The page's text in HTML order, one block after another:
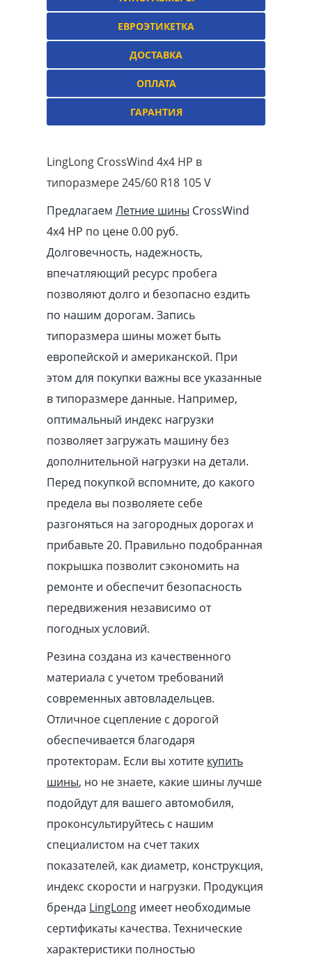
ЕВРОЭТИКЕТКА
ДОСТАВКА
ОПЛАТА
ГАРАНТИЯ
LingLong CrossWind 4x4 HP в
типоразмере 245/60 R18 105 V
Предлагаем Летние шины CrossWind
4x4 HP по цене 0.00 pуб.
Долговечность, надежность,
впечатляющий ресурс пробега
позволяют долго и безопасно ездить
по нашим дорогам. Запись
типоразмера шины может быть
европейской и американской. При
этом для покупки важны все указанные
в типоразмере данные. Например,
оптимальный индекс нагрузки
позволяет загружать машину без
дополнительной нагрузки на детали.
Перед покупкой вспомните, до какого
предела вы позволяете себе
разгоняться на загородных дорогах и
прибавьте 20. Правильно подобранная
покрышка позволит сэкономить на
ремонте и обеспечит безопасность
передвижения независимо от
погодных условий.
Резина создана из качественного
материала с учетом требований
современных автовладельцев.
Отличное сцепление с дорогой
обеспечивается благодаря
протекторам. Если вы хотите купить
шины, но не знаете, какие шины лучше
подойдут для вашего автомобиля,
проконсультируйтесь с нашим
специалистом на счет таких
показателей, как диаметр, конструкция,
индекс скорости и нагрузки. Продукция
бренда LingLong имеет необходимые
сертификаты качества. Технические
характеристики полностью